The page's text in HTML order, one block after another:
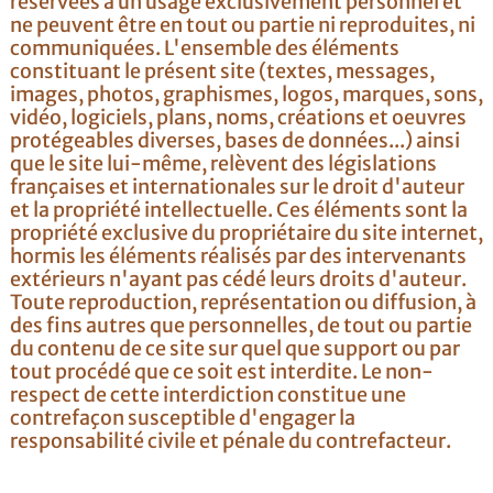
ne peuvent être en tout ou partie ni reproduites, ni
communiquées. L'ensemble des éléments
constituant le présent site (textes, messages,
images, photos, graphismes, logos, marques, sons,
vidéo, logiciels, plans, noms, créations et oeuvres
protégeables diverses, bases de données...) ainsi
que le site lui-même, relèvent des législations
françaises et internationales sur le droit d'auteur
et la propriété intellectuelle. Ces éléments sont la
propriété exclusive du propriétaire du site internet,
hormis les éléments réalisés par des intervenants
extérieurs n'ayant pas cédé leurs droits d'auteur.
Toute reproduction, représentation ou diffusion, à
des fins autres que personnelles, de tout ou partie
du contenu de ce site sur quel que support ou par
tout procédé que ce soit est interdite. Le non-
respect de cette interdiction constitue une
contrefaçon susceptible d'engager la
responsabilité civile et pénale du contrefacteur.